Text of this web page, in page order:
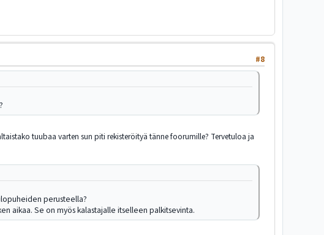
#8
tuubaa varten sun piti rekisteröityä tänne foorumille? Tervetuloa ja
perusteella?
aikaa. Se on myös kalastajalle itselleen palkitsevinta.